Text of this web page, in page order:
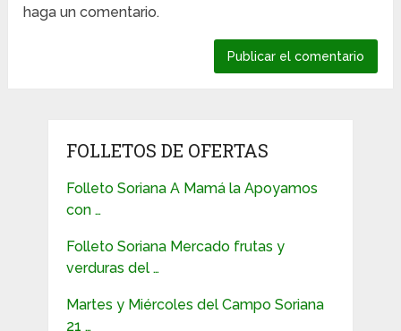
haga un comentario.
FOLLETOS DE OFERTAS
Folleto Soriana A Mamá la Apoyamos
con …
Folleto Soriana Mercado frutas y
verduras del …
Martes y Miércoles del Campo Soriana
21 …